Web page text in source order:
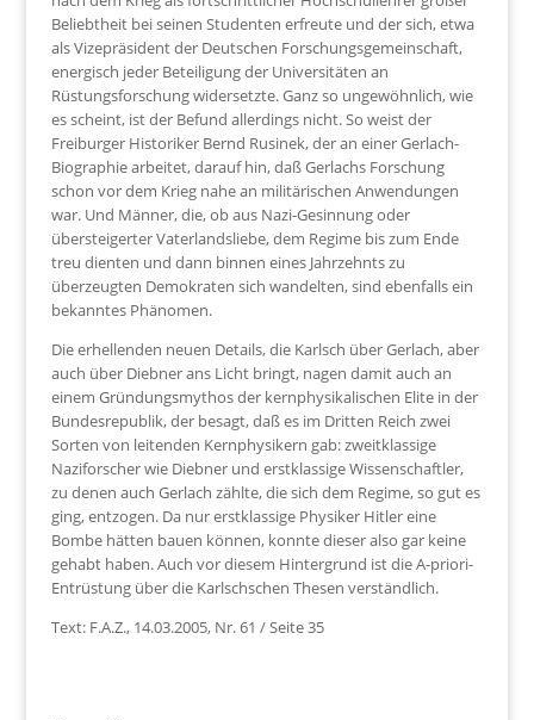
Beliebtheit bei seinen Studenten erfreute und der sich, etwa
als Vizepräsident der Deutschen Forschungsgemeinschaft,
energisch jeder Beteiligung der Universitäten an
Rüstungsforschung widersetzte. Ganz so ungewöhnlich, wie
es scheint, ist der Befund allerdings nicht. So weist der
Freiburger Historiker Bernd Rusinek, der an einer Gerlach-
Biographie arbeitet, darauf hin, daß Gerlachs Forschung
schon vor dem Krieg nahe an militärischen Anwendungen
war. Und Männer, die, ob aus Nazi-Gesinnung oder
übersteigerter Vaterlandsliebe, dem Regime bis zum Ende
treu dienten und dann binnen eines Jahrzehnts zu
überzeugten Demokraten sich wandelten, sind ebenfalls ein
bekanntes Phänomen.
Die erhellenden neuen Details, die Karlsch über Gerlach, aber
auch über Diebner ans Licht bringt, nagen damit auch an
einem Gründungsmythos der kernphysikalischen Elite in der
Bundesrepublik, der besagt, daß es im Dritten Reich zwei
Sorten von leitenden Kernphysikern gab: zweitklassige
Naziforscher wie Diebner und erstklassige Wissenschaftler,
zu denen auch Gerlach zählte, die sich dem Regime, so gut es
ging, entzogen. Da nur erstklassige Physiker Hitler eine
Bombe hätten bauen können, konnte dieser also gar keine
gehabt haben. Auch vor diesem Hintergrund ist die A-priori-
Entrüstung über die Karlschschen Thesen verständlich.
Text: F.A.Z., 14.03.2005, Nr. 61 / Seite 35